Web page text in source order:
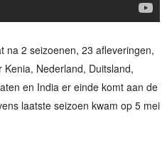
na 2 seizoenen, 23 afleveringen,
Nederland, Duitsland,
en India er einde komt aan de
laatste seizoen kwam op 5 mei